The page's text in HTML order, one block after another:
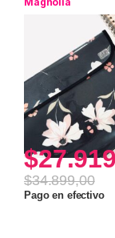
$
$34.899,00
Pago en efectivo